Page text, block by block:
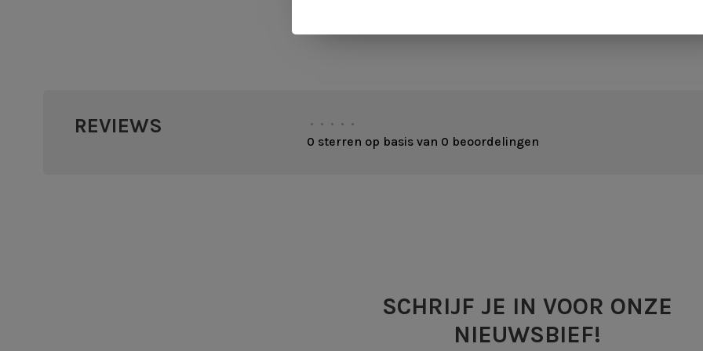
REVIEWS • • • • •
0 sterren op basis van 0 beoordelingen
SCHRIJF JE IN VOOR ONZE
NIEUWSBIEF!